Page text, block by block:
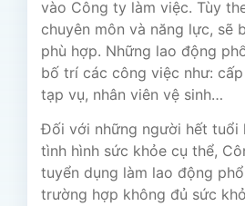
vào Công ty làm việc. Tùy
chuyên môn và năng lực, sẽ
phù hợp. Những lao động
bố trí các công việc như:
tạp vụ, nhân viên vệ sinh…
Đối với những người hết tuổi
tình hình sức khỏe cụ thể,
tuyển dụng làm lao động
trường hợp không đủ sức